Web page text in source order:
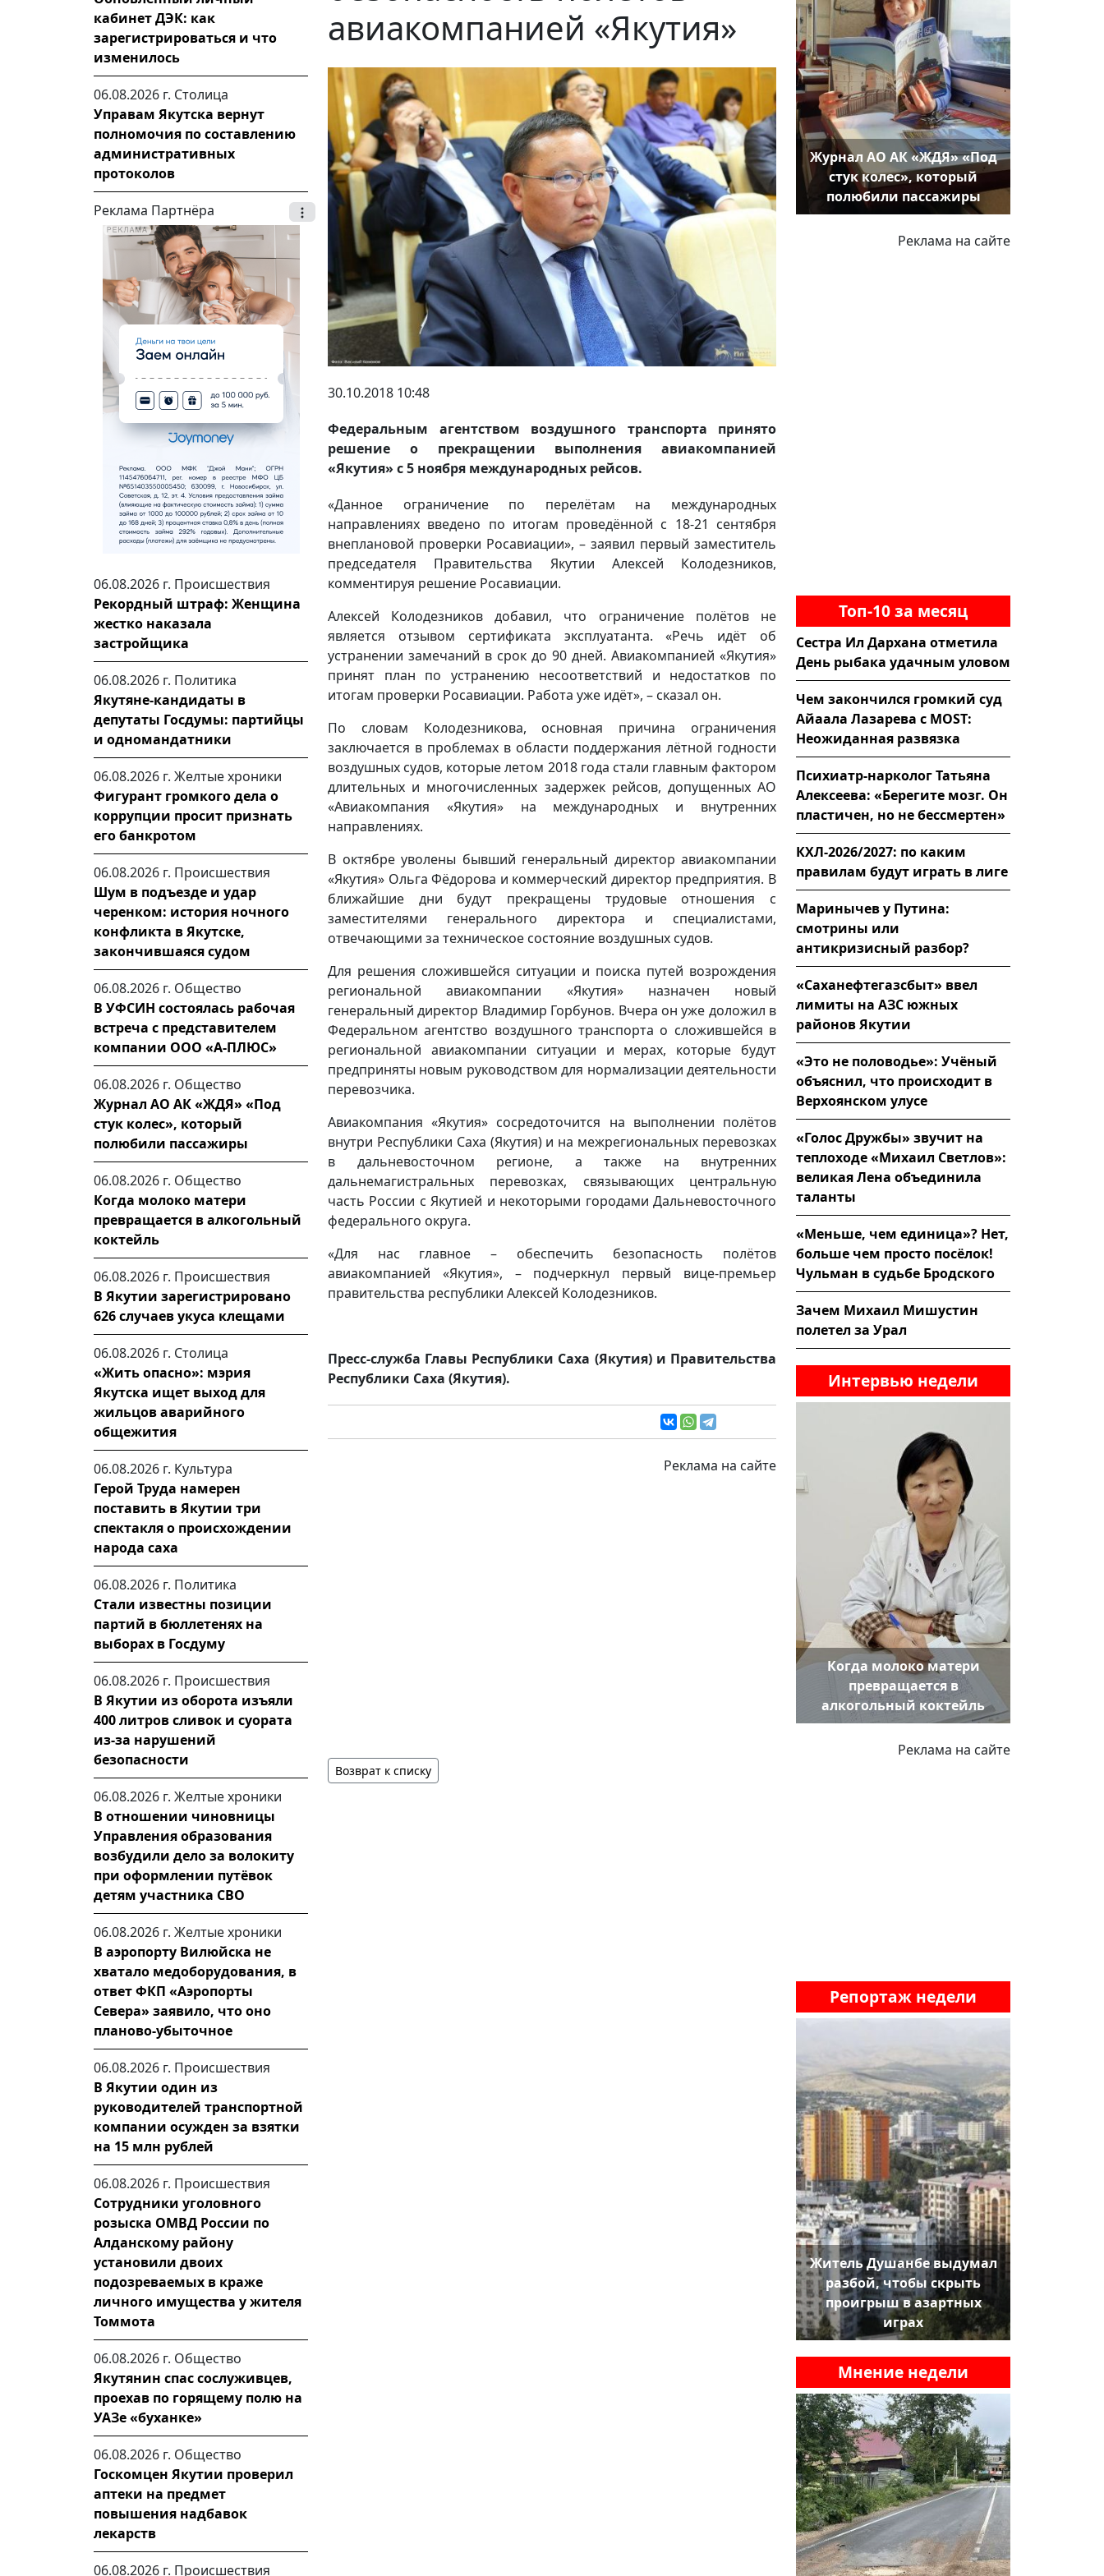
кабинет ДЭК: как
зарегистрироваться и что
изменилось
06.08.2026 г. Столица
Управам Якутска вернут
полномочия по составлению
административных
протоколов
Реклама Партнёра
06.08.2026 г. Происшествия
Рекордный штраф: Женщина
жестко наказала
застройщика
06.08.2026 г. Политика
Якутяне-кандидаты в
депутаты Госдумы: партийцы
и одномандатники
06.08.2026 г. Желтые хроники
Фигурант громкого дела о
коррупции просит признать
его банкротом
06.08.2026 г. Происшествия
Шум в подъезде и удар
черенком: история ночного
конфликта в Якутске,
закончившаяся судом
06.08.2026 г. Общество
В УФСИН состоялась рабочая
встреча с представителем
компании ООО «А-ПЛЮС»
06.08.2026 г. Общество
Журнал АО АК «ЖДЯ» «Под
стук колес», который
полюбили пассажиры
06.08.2026 г. Общество
Когда молоко матери
превращается в алкогольный
коктейль
06.08.2026 г. Происшествия
В Якутии зарегистрировано
626 случаев укуса клещами
06.08.2026 г. Столица
«Жить опасно»: мэрия
Якутска ищет выход для
жильцов аварийного
общежития
06.08.2026 г. Культура
Герой Труда намерен
поставить в Якутии три
спектакля о происхождении
народа саха
06.08.2026 г. Политика
Стали известны позиции
партий в бюллетенях на
выборах в Госдуму
06.08.2026 г. Происшествия
В Якутии из оборота изъяли
400 литров сливок и суората
из-за нарушений
безопасности
06.08.2026 г. Желтые хроники
В отношении чиновницы
Управления образования
возбудили дело за волокиту
при оформлении путёвок
детям участника СВО
06.08.2026 г. Желтые хроники
В аэропорту Вилюйска не
хватало медоборудования, в
ответ ФКП «Аэропорты
Севера» заявило, что оно
планово-убыточное
06.08.2026 г. Происшествия
В Якутии один из
руководителей транспортной
компании осужден за взятки
на 15 млн рублей
06.08.2026 г. Происшествия
Сотрудники уголовного
розыска ОМВД России по
Алданскому району
установили двоих
подозреваемых в краже
личного имущества у жителя
Томмота
06.08.2026 г. Общество
Якутянин спас сослуживцев,
проехав по горящему полю на
УАЗе «буханке»
06.08.2026 г. Общество
Госкомцен Якутии проверил
аптеки на предмет
повышения надбавок
лекарств
06.08.2026 г. Происшествия
авиакомпанией «Якутия»
30.10.2018 10:48
Федеральным агентством воздушного транспорта принято
решение о прекращении выполнения авиакомпанией
«Якутия» с 5 ноября международных рейсов.
«Данное ограничение по перелётам на международных
направлениях введено по итогам проведённой с 18-21 сентября
внеплановой проверки Росавиации», – заявил первый заместитель
председателя Правительства Якутии Алексей Колодезников,
комментируя решение Росавиации.
Алексей Колодезников добавил, что ограничение полётов не
является отзывом сертификата эксплуатанта. «Речь идёт об
устранении замечаний в срок до 90 дней. Авиакомпанией «Якутия»
принят план по устранению несоответствий и недостатков по
итогам проверки Росавиации. Работа уже идёт», – сказал он.
По словам Колодезникова, основная причина ограничения
заключается в проблемах в области поддержания лётной годности
воздушных судов, которые летом 2018 года стали главным фактором
длительных и многочисленных задержек рейсов, допущенных АО
«Авиакомпания «Якутия» на международных и внутренних
направлениях.
В октябре уволены бывший генеральный директор авиакомпании
«Якутия» Ольга Фёдорова и коммерческий директор предприятия. В
ближайшие дни будут прекращены трудовые отношения с
заместителями генерального директора и специалистами,
отвечающими за техническое состояние воздушных судов.
Для решения сложившейся ситуации и поиска путей возрождения
региональной авиакомпании «Якутия» назначен новый
генеральный директор Владимир Горбунов. Вчера он уже доложил в
Федеральном агентство воздушного транспорта о сложившейся в
региональной авиакомпании ситуации и мерах, которые будут
предприняты новым руководством для нормализации деятельности
перевозчика.
Авиакомпания «Якутия» сосредоточится на выполнении полётов
внутри Республики Саха (Якутия) и на межрегиональных перевозках
в дальневосточном регионе, а также на внутренних
дальнемагистральных перевозках, связывающих центральную
часть России с Якутией и некоторыми городами Дальневосточного
федерального округа.
«Для нас главное – обеспечить безопасность полётов
авиакомпанией «Якутия», – подчеркнул первый вице-премьер
правительства республики Алексей Колодезников.
Пресс-служба Главы Республики Саха (Якутия) и Правительства
Республики Саха (Якутия).
Реклама на сайте
Возврат к списку
Журнал АО АК «ЖДЯ» «Под
стук колес», который
полюбили пассажиры
Реклама на сайте
Топ-10 за месяц
Сестра Ил Дархана отметила
День рыбака удачным уловом
Чем закончился громкий суд
Айаала Лазарева с MOST:
Неожиданная развязка
Психиатр-нарколог Татьяна
Алексеева: «Берегите мозг. Он
пластичен, но не бессмертен»
КХЛ-2026/2027: по каким
правилам будут играть в лиге
Маринычев у Путина:
смотрины или
антикризисный разбор?
«Саханефтегазсбыт» ввел
лимиты на АЗС южных
районов Якутии
«Это не половодье»: Учёный
объяснил, что происходит в
Верхоянском улусе
«Голос Дружбы» звучит на
теплоходе «Михаил Светлов»:
великая Лена объединила
таланты
«Меньше, чем единица»? Нет,
больше чем просто посёлок!
Чульман в судьбе Бродского
Зачем Михаил Мишустин
полетел за Урал
Интервью недели
Когда молоко матери
превращается в
алкогольный коктейль
Реклама на сайте
Репортаж недели
Житель Душанбе выдумал
разбой, чтобы скрыть
проигрыш в азартных
играх
Мнение недели